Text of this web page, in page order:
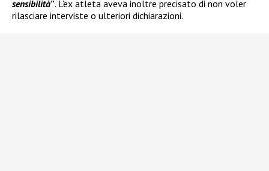
sensibilità”. L’ex atleta aveva inoltre precisato di non voler
rilasciare interviste o ulteriori dichiarazioni.